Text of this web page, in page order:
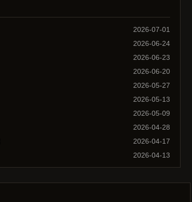
2026-07-01
2026-06-24
2026-06-23
2026-06-20
2026-05-27
2026-05-13
2026-05-09
2026-04-28
2026-04-17
2026-04-13